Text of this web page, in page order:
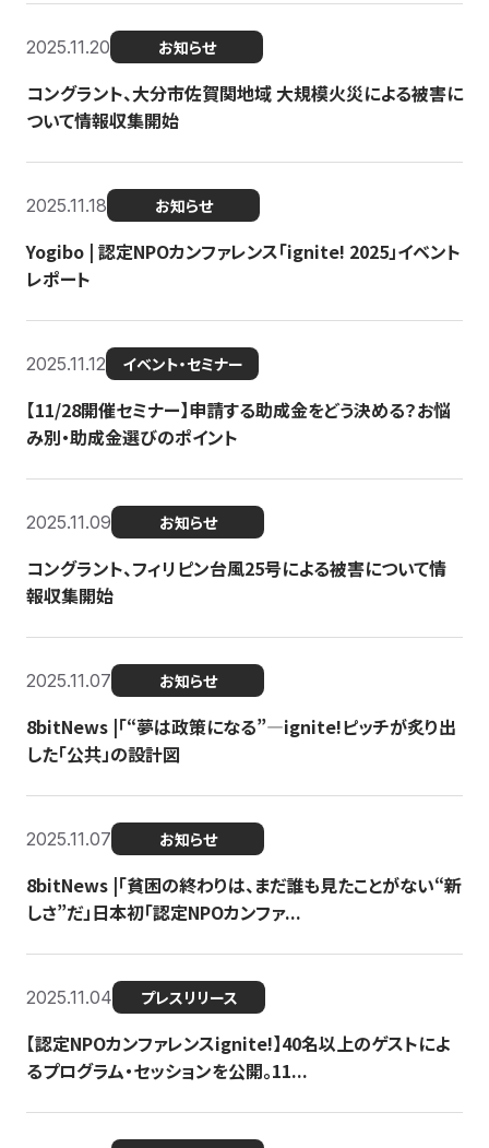
2025.11.20 お知らせ
コングラント、大分市佐賀関地域 大規模火災による被害に
ついて情報収集開始
2025.11.18 お知らせ
Yogibo | 認定NPOカンファレンス「ignite! 2025」イベント
レポート
2025.11.12 イベント・セミナー
【11/28開催セミナー】申請する助成金をどう決める？お悩
み別・助成金選びのポイント
2025.11.09 お知らせ
コングラント、フィリピン台風25号による被害について情
報収集開始
2025.11.07 お知らせ
8bitNews |「“夢は政策になる”—ignite!ピッチが炙り出
した「公共」の設計図
2025.11.07 お知らせ
8bitNews |「貧困の終わりは、まだ誰も見たことがない“新
しさ”だ」日本初「認定NPOカンファ...
2025.11.04 プレスリリース
【認定NPOカンファレンスignite!】40名以上のゲストによ
るプログラム・セッションを公開。11...